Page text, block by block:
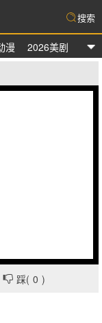
漫 2026美剧
搜索
踩( 0 )